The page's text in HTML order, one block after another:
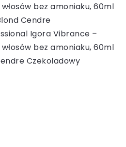
bez amoniaku, 60ml
Cendre
Igora Vibrance –
bez amoniaku, 60ml
Czekoladowy